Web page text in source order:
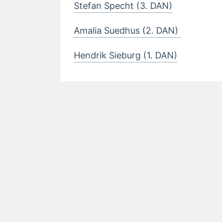
Stefan Specht (3. DAN)
Amalia Suedhus (2. DAN)
Hendrik Sieburg (1. DAN)